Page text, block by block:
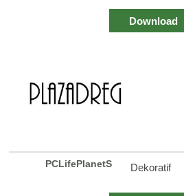
Download
PCLifePlanetS Dekoratif